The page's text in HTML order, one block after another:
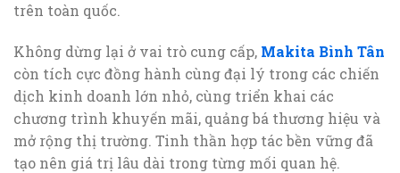
trên toàn quốc.
Không dừng lại ở vai trò cung cấp, Makita Bình Tân
còn tích cực đồng hành cùng đại lý trong các chiến
dịch kinh doanh lớn nhỏ, cùng triển khai các
chương trình khuyến mãi, quảng bá thương hiệu và
mở rộng thị trường. Tinh thần hợp tác bền vững đã
tạo nên giá trị lâu dài trong từng mối quan hệ.